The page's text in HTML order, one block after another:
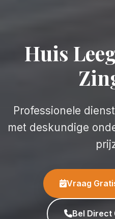
Huis
Professionele
met deskundige
Vraag
Bel Direct